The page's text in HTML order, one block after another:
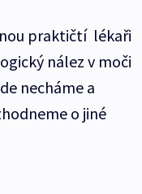
praktičtí lékaři
nález v moči
necháme a
o jiné